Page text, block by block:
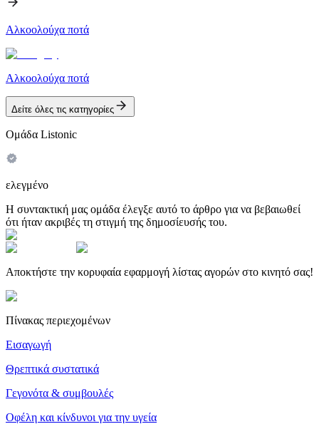
Αλκοολούχα ποτά
Αλκοολούχα ποτά
Δείτε όλες τις κατηγορίες
Ομάδα Listonic
ελεγμένο
Η συντακτική μας ομάδα έλεγξε αυτό το άρθρο για να βεβαιωθεί
ότι ήταν ακριβές τη στιγμή της δημοσίευσής του.
Αποκτήστε την κορυφαία εφαρμογή λίστας αγορών στο κινητό σας!
Πίνακας περιεχομένων
Εισαγωγή
Θρεπτικά συστατικά
Γεγονότα & συμβουλές
Οφέλη και κίνδυνοι για την υγεία